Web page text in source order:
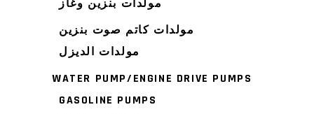
مولدات بنزين وغاز
مولدات كاتم صوت بنزين
مولدات الديزل
WATER PUMP/ENGINE DRIVE PUMPS
GASOLINE PUMPS